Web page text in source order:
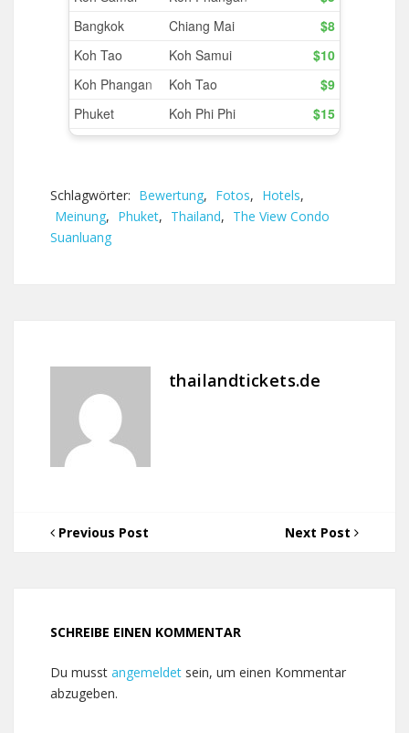
Schlagwörter: Bewertung, Fotos, Hotels,
Meinung, Phuket, Thailand, The View Condo
Suanluang
thailandtickets.de
Previous Post Next Post
SCHREIBE EINEN KOMMENTAR
Du musst angemeldet sein, um einen Kommentar
abzugeben.